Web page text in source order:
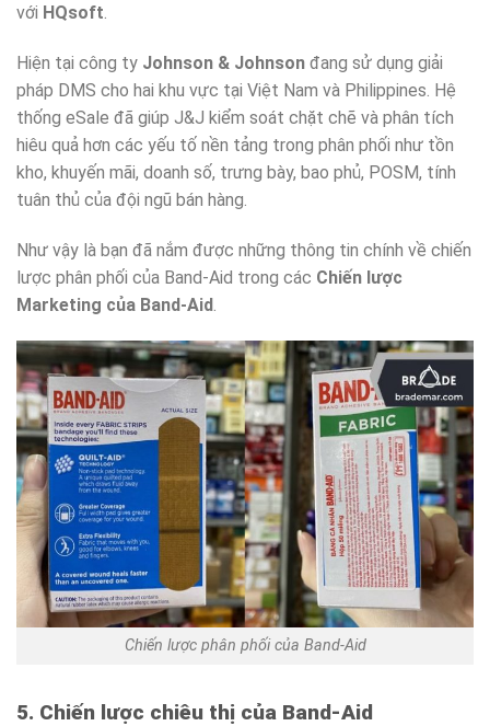
với HQsoft.
Hiện tại công ty Johnson & Johnson đang sử dụng giải
pháp DMS cho hai khu vực tại Việt Nam và Philippines. Hệ
thống eSale đã giúp J&J kiểm soát chặt chẽ và phân tích
hiêu quả hơn các yếu tố nền tảng trong phân phối như tồn
kho, khuyến mãi, doanh số, trưng bày, bao phủ, POSM, tính
tuân thủ của đội ngũ bán hàng.
Như vậy là bạn đã nắm được những thông tin chính về chiến
lược phân phối của Band-Aid trong các Chiến lược
Marketing của Band-Aid
Chiến lược phân phối của Band-Aid
5. Chiến lược chiêu thị của Band-Aid